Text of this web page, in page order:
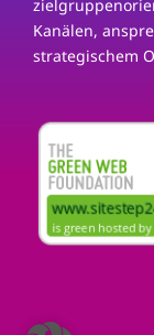
Kanälen,
strategischem